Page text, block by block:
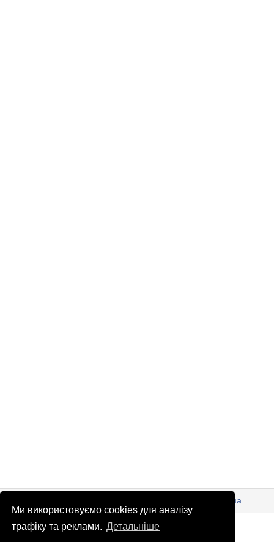
Ми використовуємо cookies для аналізу
трафіку та реклами. Детальніше
Реклама
info@patrioty.org.ua